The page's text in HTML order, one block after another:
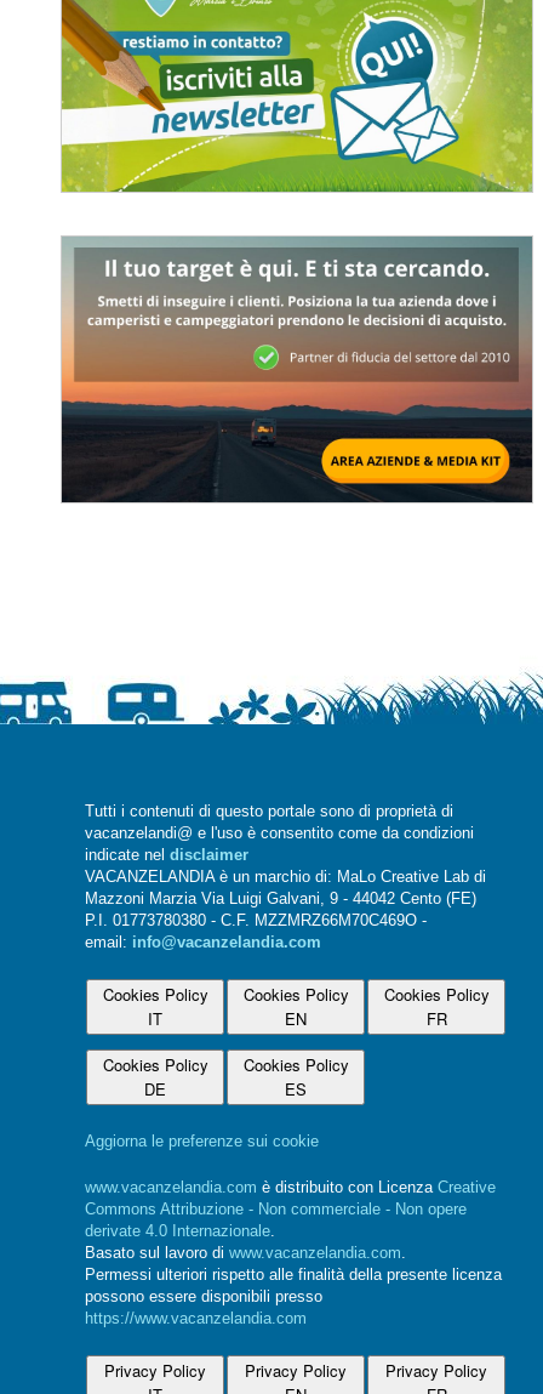
Tutti i contenuti di questo portale sono di proprietà di
vacanzelandi@ e l'uso è consentito come da condizioni
indicate nel disclaimer
VACANZELANDIA è un marchio di: MaLo Creative Lab di
Mazzoni Marzia Via Luigi Galvani, 9 - 44042 Cento (FE)
P.I. 01773780380 - C.F. MZZMRZ66M70C469O -
email: info@vacanzelandia.com
Cookies Policy
IT
Cookies Policy
EN
Cookies Policy
FR
Cookies Policy
DE
Cookies Policy
ES
Aggiorna le preferenze sui cookie
www.vacanzelandia.com è distribuito con Licenza Creative
Commons Attribuzione - Non commerciale - Non opere
derivate 4.0 Internazionale
Basato sul lavoro di www.vacanzelandia.com
Permessi ulteriori rispetto alle finalità della presente licenza
possono essere disponibili presso
https://www.vacanzelandia.com
Privacy Policy
Privacy Policy
Privacy Policy